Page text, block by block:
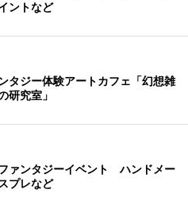
ントなど
タジー体験アートカフェ「幻想雑
研究室」
ァンタジーイベント ハンドメー
プレなど